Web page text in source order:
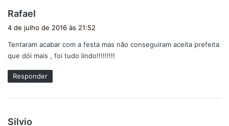
Rafael
s
e
:
4 de julho de 2016 às 21:52
Tentaram acabar com a festa mas não conseguiram aceita prefeita
que dói mais , foi tudo lindo!!!!!!!!!
Responder
Silvio